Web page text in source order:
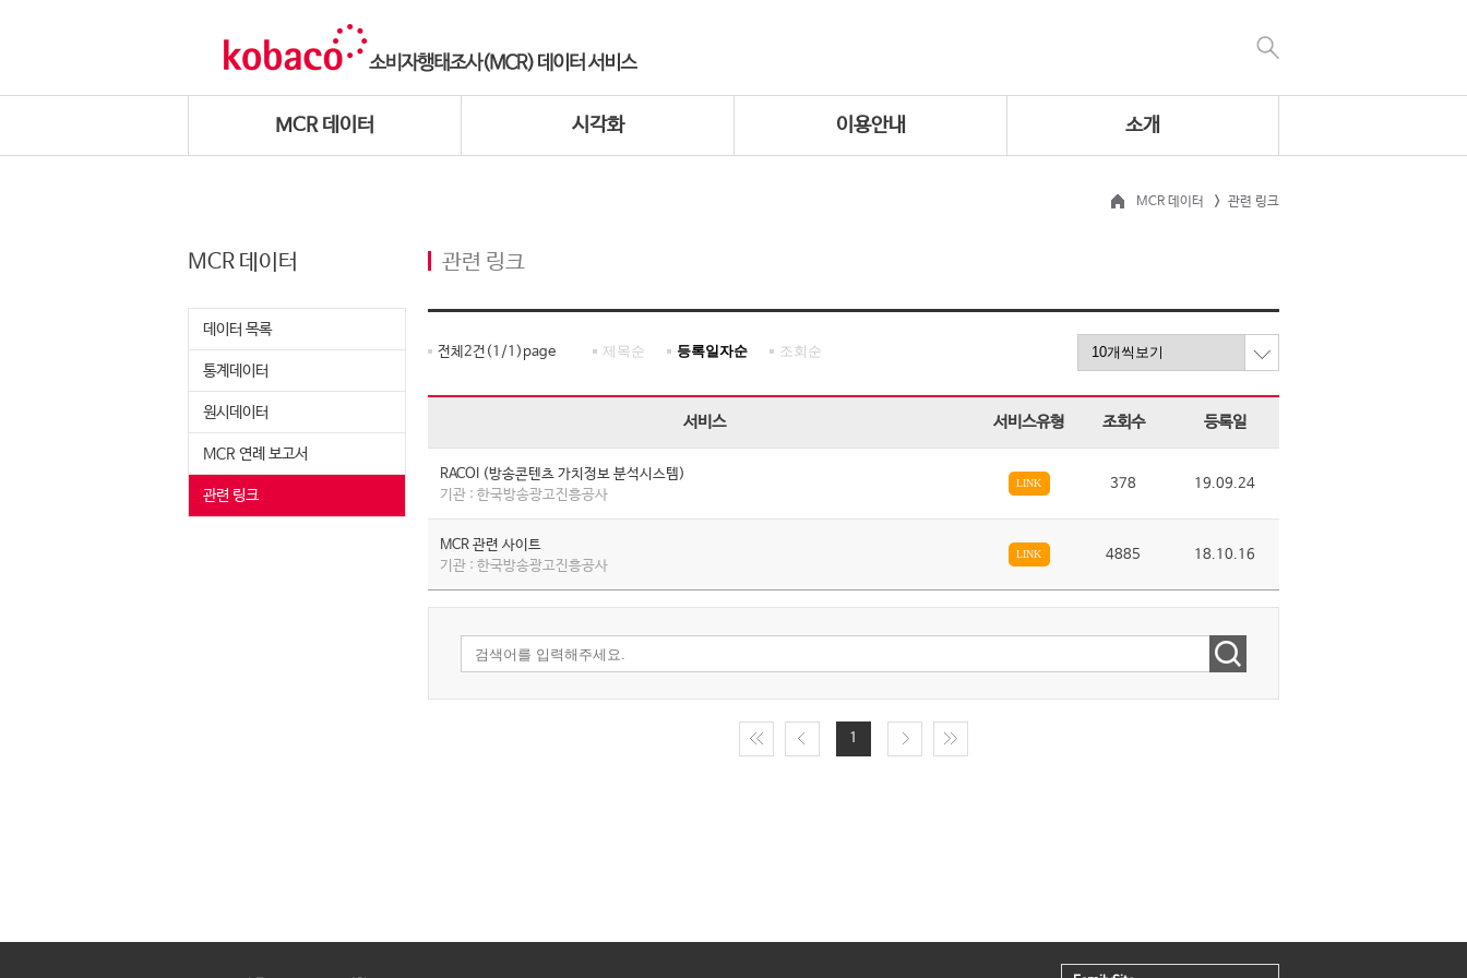
MCR 데이터 시각화 이용안내 소개
MCR 데이터 관련 링크
MCR 데이터
데이터 목록
통계데이터
원시데이터
MCR 연례 보고서
관련 링크
관련 링크
전체 2건(1 /1 )page 제목순 등록일자순 조회순
서비스 서비스유형 조회수 등록일
RACOI (방송콘텐츠 가치정보 분석시스템)
기관 : 한국방송광고진흥공사
LINK 378 19.09.24
MCR 관련 사이트
기관 : 한국방송광고진흥공사
LINK 4885 18.10.16
1